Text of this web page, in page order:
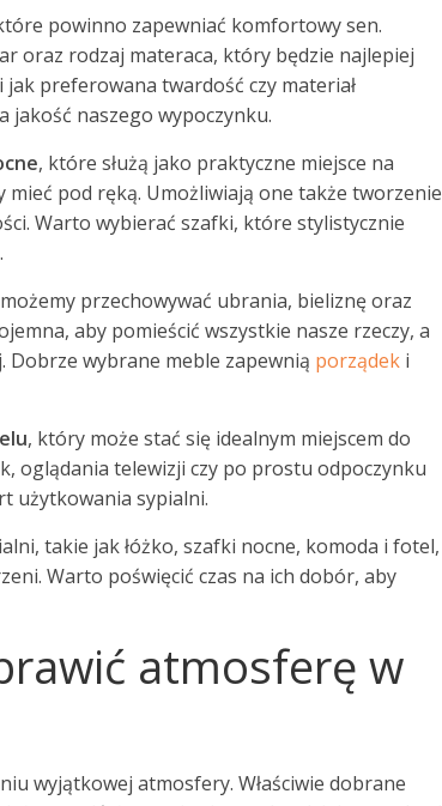
powinno zapewniać komfortowy sen.
oraz rodzaj materaca, który będzie najlepiej
preferowana twardość czy materiał
jakość naszego wypoczynku.
, które służą jako praktyczne miejsce na
pod ręką. Umożliwiają one także tworzenie
Warto wybierać szafki, które stylistycznie
przechowywać ubrania, bieliznę oraz
aby pomieścić wszystkie nasze rzeczy, a
Dobrze wybrane meble zapewnią porządek i
, który może stać się idealnym miejscem do
oglądania telewizji czy po prostu odpoczynku
użytkowania sypialni.
takie jak łóżko, szafki nocne, komoda i fotel,
Warto poświęcić czas na ich dobór, aby
atmosferę w
wyjątkowej atmosfery. Właściwie dobrane